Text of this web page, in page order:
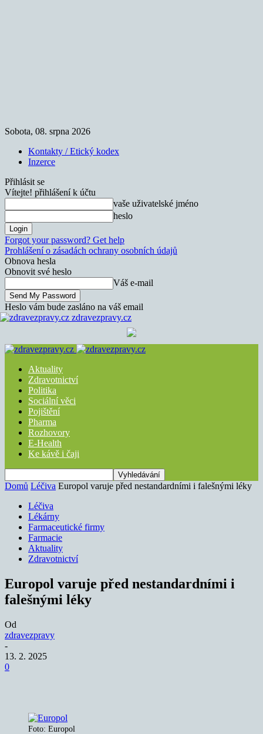
Sobota, 08. srpna 2026
Kontakty / Etický kodex
Inzerce
Přihlásit se
Vítejte! přihlášení k účtu
vaše uživatelské jméno
heslo
Forgot your password? Get help
Prohlášení o zásadách ochrany osobních údajů
Obnova hesla
Obnovit své heslo
Váš e-mail
Heslo vám bude zasláno na váš email
zdravezpravy.cz
Aktuality
Zdravotnictví
Politika
Sociální věci
Pojištění
Pharma
Rozhovory
E-Health
Ke kávě i čaji
Domů Léčiva Europol varuje před nestandardními i falešnými léky
Léčiva
Lékárny
Farmaceutické firmy
Farmacie
Aktuality
Zdravotnictví
Europol varuje před nestandardními i
falešnými léky
Od
zdravezpravy
-
13. 2. 2025
0
Foto: Europol